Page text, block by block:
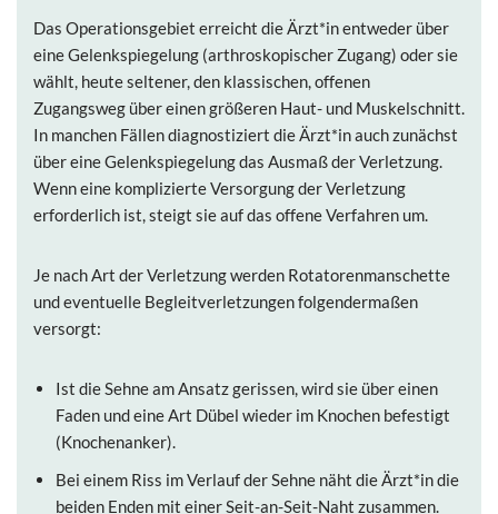
Das Operationsgebiet erreicht die Ärzt*in entweder über
eine Gelenkspiegelung (arthroskopischer Zugang) oder sie
wählt, heute seltener, den klassischen, offenen
Zugangsweg über einen größeren Haut- und Muskelschnitt.
In manchen Fällen diagnostiziert die Ärzt*in auch zunächst
über eine Gelenkspiegelung das Ausmaß der Verletzung.
Wenn eine komplizierte Versorgung der Verletzung
erforderlich ist, steigt sie auf das offene Verfahren um.
Je nach Art der Verletzung werden Rotatorenmanschette
und eventuelle Begleitverletzungen folgendermaßen
versorgt:
Ist die Sehne am Ansatz gerissen, wird sie über einen
Faden und eine Art Dübel wieder im Knochen befestigt
(Knochenanker).
Bei einem Riss im Verlauf der Sehne näht die Ärzt*in die
beiden Enden mit einer Seit-an-Seit-Naht zusammen.